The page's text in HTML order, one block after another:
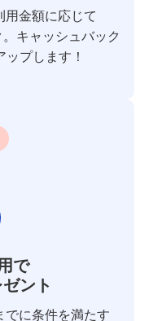
用金額に応じて
キャッシュバック
プします！
で
ント
でに条件を満たす